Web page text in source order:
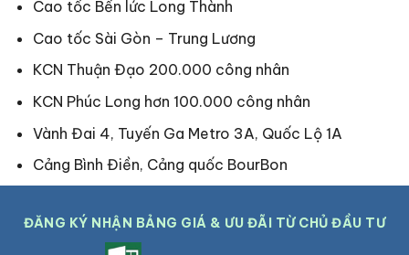
Cao tốc Bến lức Long Thành
Cao tốc Sài Gòn – Trung Lương
KCN Thuận Đạo 200.000 công nhân
KCN Phúc Long hơn 100.000 công nhân
Vành Đai 4, Tuyến Ga Metro 3A, Quốc Lộ 1A
Cảng Bình Điền, Cảng quốc BourBon
ĐĂNG KÝ NHẬN BẢNG GIÁ & ƯU ĐÃI TỪ CHỦ ĐẦU TƯ